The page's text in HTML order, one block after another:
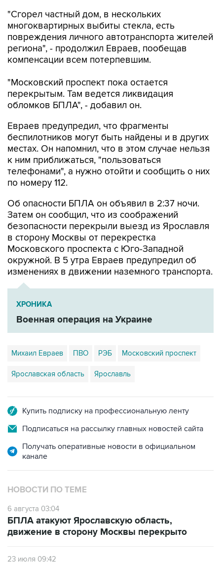
"Сгорел частный дом, в нескольких
многоквартирных выбиты стекла, есть
повреждения личного автотранспорта жителей
региона", - продолжил Евраев, пообещав
компенсации всем потерпевшим.
"Московский проспект пока остается
перекрытым. Там ведется ликвидация
обломков БПЛА", - добавил он.
Евраев предупредил, что фрагменты
беспилотников могут быть найдены и в других
местах. Он напомнил, что в этом случае нельзя
к ним приближаться, "пользоваться
телефонами", а нужно отойти и сообщить о них
по номеру 112.
Об опасности БПЛА он объявил в 2:37 ночи.
Затем он сообщил, что из соображений
безопасности перекрыли выезд из Ярославля
в сторону Москвы от перекрестка
Московского проспекта с Юго-Западной
окружной. В 5 утра Евраев предупредил об
изменениях в движении наземного транспорта.
ХРОНИКА
Военная операция на Украине
Михаил Евраев ПВО РЭБ Московский проспект
Ярославская область Ярославль
Купить подписку на профессиональную ленту
Подписаться на рассылку главных новостей сайта
Получать оперативные новости в официальном
канале
НОВОСТИ ПО ТЕМЕ
6 августа 03:04
БПЛА атакуют Ярославскую область,
движение в сторону Москвы перекрыто
23 июля 09:42